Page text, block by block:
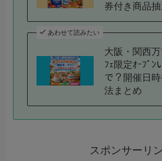
券付き商品
あわせて読みたい
大阪・関西
ﾌｪ限定ｵｰﾌﾟﾝ
で？開催日
法まとめ
スポンサーリ